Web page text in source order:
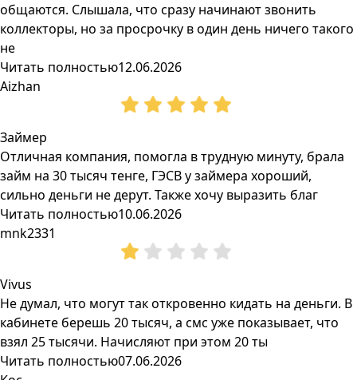
общаются. Слышала, что сразу начинают звонить
коллекторы, но за просрочку в один день ничего такого
не
Читать полностью12.06.2026
Aizhan
Займер
Отличная компания, помогла в трудную минуту, брала
займ на 30 тысяч тенге, ГЭСВ у займера хороший,
сильно деньги не дерут. Также хочу выразить благ
Читать полностью10.06.2026
mnk2331
Vivus
Не думал, что могут так откровенно кидать на деньги. В
кабинете берешь 20 тысяч, а смс уже показывает, что
взял 25 тысячи. Начисляют при этом 20 ты
Читать полностью07.06.2026